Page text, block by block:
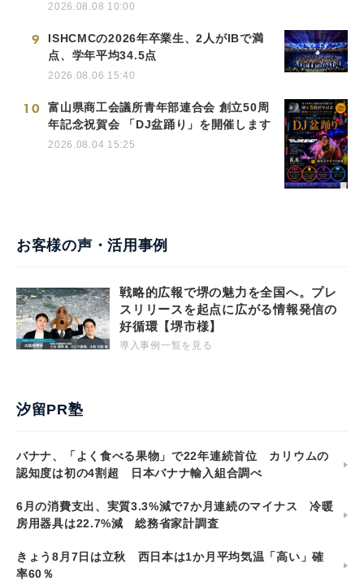
2026.08.08 10:00
9
ISHCMCの2026年卒業生、2人がIBで満
点、学年平均34.5点
2026.08.06 15:40
10
富山県商工会議所青年部連合会 創立50周
年記念祝賀会 「DJ盆踊り」を開催します
2026.08.04 15:25
お客様の声・活用事例
戦略的広報で堺の魅力を全国へ。プレ
スリリースを起点に広がる情報発信の
好循環【堺市様】
導入事例一覧を見る
汐留PR塾
バナナ、「よく食べる果物」で22年連続首位 カリウムの
認知度は初の4割超 日本バナナ輸入組合調べ
6月の消費支出、実質3.3%減で7か月連続のマイナス 冷暖
房用器具は22.7%減 総務省家計調査
きょう8月7日は立秋 西日本は1か月平均気温「高い」確
率60％